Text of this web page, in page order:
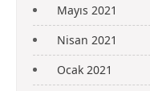
Mayıs 2021
Nisan 2021
Ocak 2021